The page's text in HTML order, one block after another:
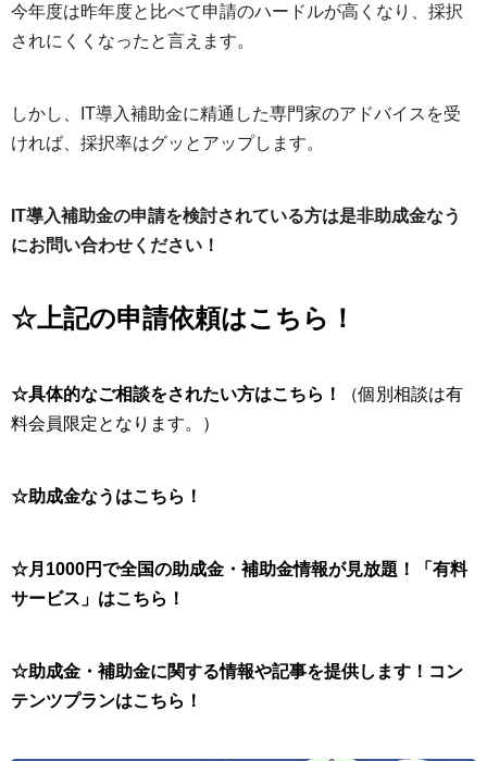
今年度は昨年度と比べて申請のハードルが高くなり、採択
されにくくなったと言えます。
しかし、IT導入補助金に精通した専門家のアドバイスを受
ければ、採択率はグッとアップします。
IT導入補助金の申請を検討されている方は是非助成金なう
にお問い合わせください！
☆上記の申請依頼はこちら！
☆具体的なご相談をされたい方はこちら！
（個別相談は有
料会員限定となります。）
☆助成金なうはこちら！
☆月1000円で全国の助成金・補助金情報が見放題！「有料
サービス」はこちら！
☆助成金・補助金に関する情報や記事を提供します！コン
テンツプランはこちら！